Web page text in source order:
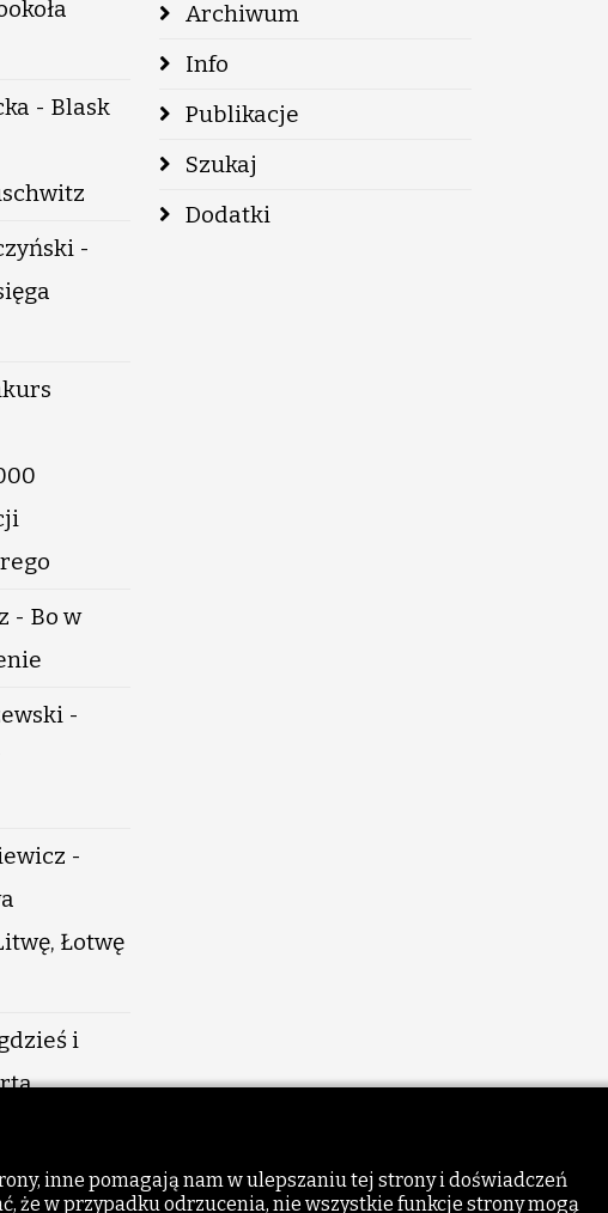
- Blask
-
- Bo w
-
-
Łotwę
i
z
Archiwum
Info
Publikacje
Szukaj
Dodatki
inne pomagają nam w ulepszaniu tej strony i doświadczeń
że w przypadku odrzucenia, nie wszystkie funkcje strony mogą